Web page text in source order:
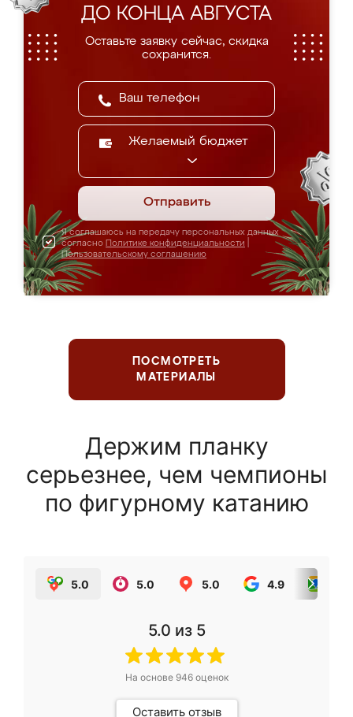
ДО КОНЦА АВГУСТА
Оставьте заявку сейчас, скидка
сохранится.
Желаемый бюджет
Отправить
Я соглашаюсь на передачу персональных данных
согласно Политике конфиденциальности
Пользовательскому соглашению
ПОСМОТРЕТЬ
МАТЕРИАЛЫ
Держим планку
серьезнее, чем чемпионы
по фигурному катанию
5.0 5.0 5.0 4.9
5.0 из 5
На основе 946оценок
Оставить отзыв